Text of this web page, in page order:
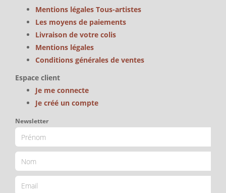
Mentions légales Tous-artistes
Les moyens de paiements
Livraison de votre colis
Mentions légales
Conditions générales de ventes
Espace client
Je me connecte
Je créé un compte
Newsletter